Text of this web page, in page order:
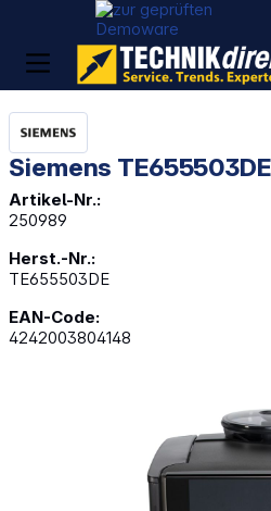
Siemens TE655503DE
Artikel-Nr.:
250989
Herst.-Nr.:
TE655503DE
EAN-Code:
4242003804148